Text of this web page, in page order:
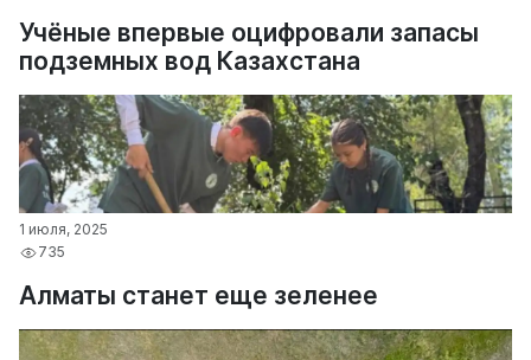
Учёные впервые оцифровали запасы
подземных вод Казахстана
1 июля, 2025
735
Алматы станет еще зеленее